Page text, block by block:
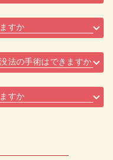
すか
法の手術はできますか
すか